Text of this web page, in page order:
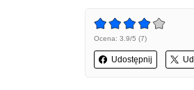
Ocena: 3.9/5 (7)
Udostępnij